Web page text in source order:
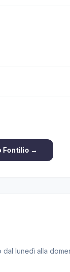
Fontilio →
lunedì alla